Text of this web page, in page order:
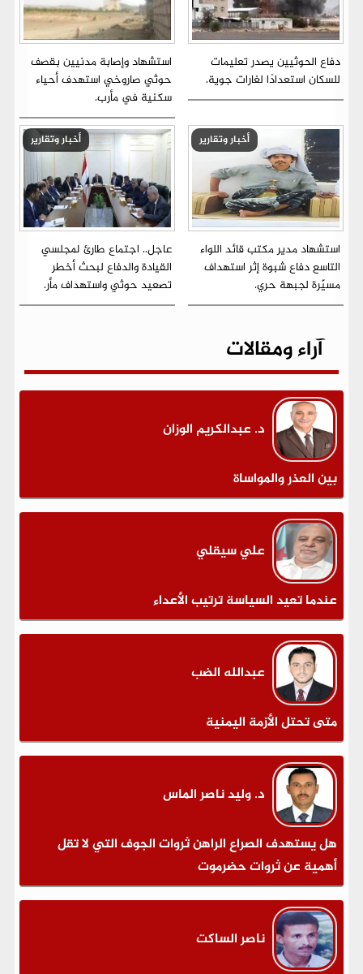
دفاع الحوثيين يصدر تعليمات
للسكان استعدادًا لغارات جوية.
استشهاد وإصابة مدنيين بقصف
حوثي صاروخي استهدف أحياء
سكنية في مأرب.
أخبار وتقارير
استشهاد مدير مكتب قائد اللواء
التاسع دفاع شبوة إثر استهداف
مسيّرة لجبهة حري.
أخبار وتقارير
عاجل.. اجتماع طارئ لمجلسي
القيادة والدفاع لبحث أخطر
تصعيد حوثي واستهداف مأر.
آراء ومقالات
د. عبدالكريم الوزان
بين العذر والمواساة
علي سيقلي
عندما تعيد السياسة ترتيب الأعداء
عبدالله الضب
متى تحتل الأزمة اليمنية
د. وليد ناصر الماس
هل يستهدف الصراع الراهن ثروات الجوف التي لا تقل
أهمية عن ثروات حضرموت
ناصر الساكت